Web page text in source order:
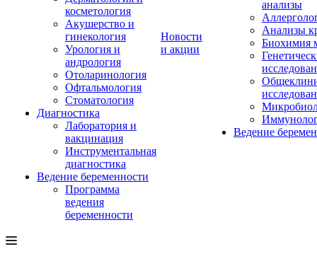
косметология
Акушерство и
гинекология
Урология и
андрология
Отоларинология
Офтальмология
Стоматология
Диагностика
Лаборатория и
вакцинация
Инструментальная
диагностика
Ведение беременности
Программа
ведения
беременности
Новости
и акции
анализы
Анализы
Биохимия
Ведение